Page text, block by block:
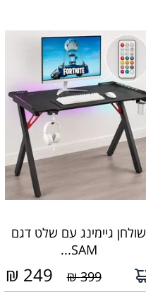
שולחן גיימינג עם שלט דגם
SAM...
399 ₪
249
₪